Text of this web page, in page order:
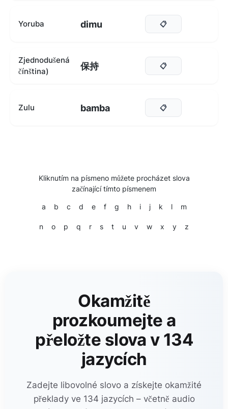
Yoruba dimu 📋
Zjednodušená
čínština)
保持 📋
Zulu bamba 📋
Kliknutím na písmeno můžete procházet slova
začínající tímto písmenem
a b c d e f g h i j k l m
n o p q r s t u v w x y z
Okamžitě
prozkoumejte a
přeložte slova v 134
jazycích
Zadejte libovolné slovo a získejte okamžité
překlady ve 134 jazycích – včetně audio